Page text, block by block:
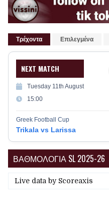
Τρέχοντα Επιλεγμένα
NEXT MATCH
Tuesday 11th August
15:00
Greek Football Cup
Trikala vs Larissa
ΒΑΘΜΟΛΟΓΙΑ SL 2025-26
Live data by Scoreaxis